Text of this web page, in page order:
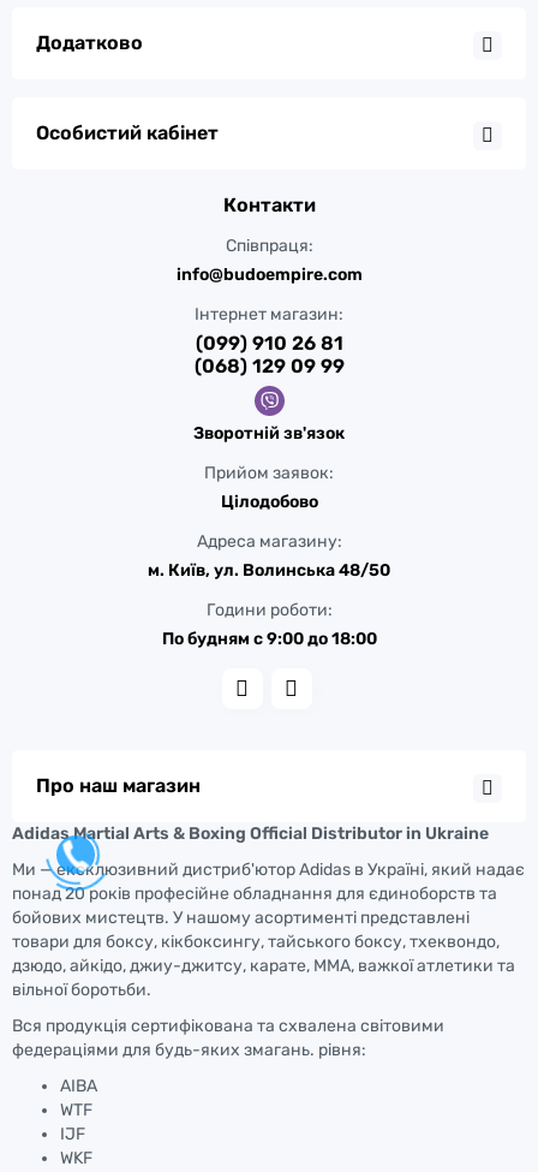
Додатково
Особистий кабінет
Контакти
Співпраця:
info@budoempire.com
Інтернет магазин:
(099) 910 26 81
(068) 129 09 99
Зворотній зв'язок
Прийом заявок:
Цілодобово
Адреса магазину:
м. Київ, ул. Волинська 48/50
Години роботи:
По будням с 9:00 до 18:00
Про наш магазин
Adidas Martial Arts & Boxing Official Distributor in Ukraine
Ми — ексклюзивний дистриб'ютор Adidas в Україні, який надає
понад 20 років професійне обладнання для єдиноборств та
бойових мистецтв. У нашому асортименті представлені
товари для боксу, кікбоксингу, тайського боксу, тхеквондо,
дзюдо, айкідо, джиу-джитсу, карате, ММА, важкої атлетики та
вільної боротьби.
Вся продукція сертифікована та схвалена світовими
федераціями для будь-яких змагань. рівня:
AIBA
WTF
IJF
WKF